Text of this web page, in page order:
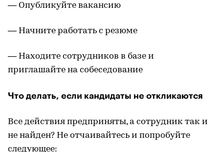
— Опубликуйте вакансию
— Начните работать с резюме
— Находите сотрудников в базе и
приглашайте на собеседование
Что делать, если кандидаты не откликаются
Все действия предприняты, а сотрудник так и
не найден? Не отчаивайтесь и попробуйте
следующее: